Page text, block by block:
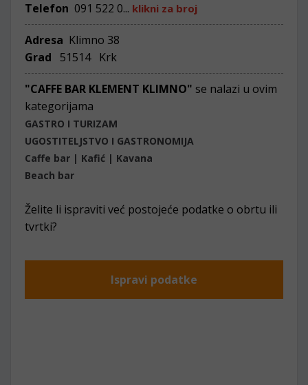
Telefon 091 522 0... klikni za broj
Adresa Klimno 38
Grad
51514 Krk
"CAFFE BAR KLEMENT KLIMNO" se nalazi u ovim
kategorijama
GASTRO I TURIZAM
UGOSTITELJSTVO I GASTRONOMIJA
Caffe bar | Kafić | Kavana
Beach bar
Želite li ispraviti već postojeće podatke o obrtu ili
tvrtki?
Ispravi podatke